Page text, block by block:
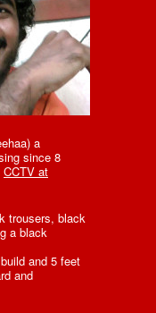
a
since 8
CCTV at
trousers, black
a black
and 5 feet
and